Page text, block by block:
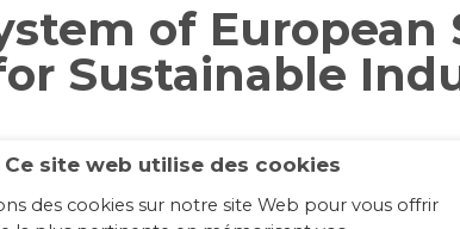
of
Sustainable
d’ingénieurs engagées dans une démarche en
Ce site web utilise des cookies
des cookies sur notre site Web pour vous offrir